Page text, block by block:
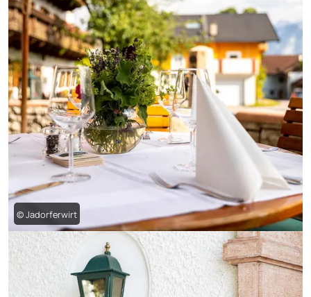
© Jadorferwirt